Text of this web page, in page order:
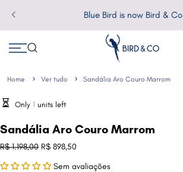
Pular
conteúdo
Blue Bird is now Bird & Co
Home Ver tudo Sandália Aro Couro Marrom
Only 1 units left
Sandália Aro Couro Marrom
R$ 1.198,00 R$ 898,50
Sem avaliações